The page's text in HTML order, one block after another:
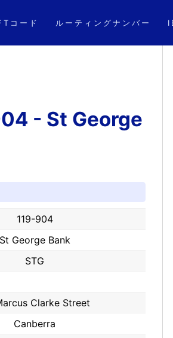
コード ルーティングナンバー
- St George
119-904
St George Bank
STG
Clarke Street
Canberra